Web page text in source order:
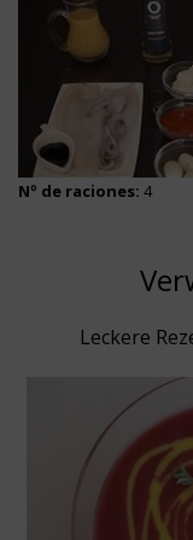
Nº de raciones: 4
Leckere